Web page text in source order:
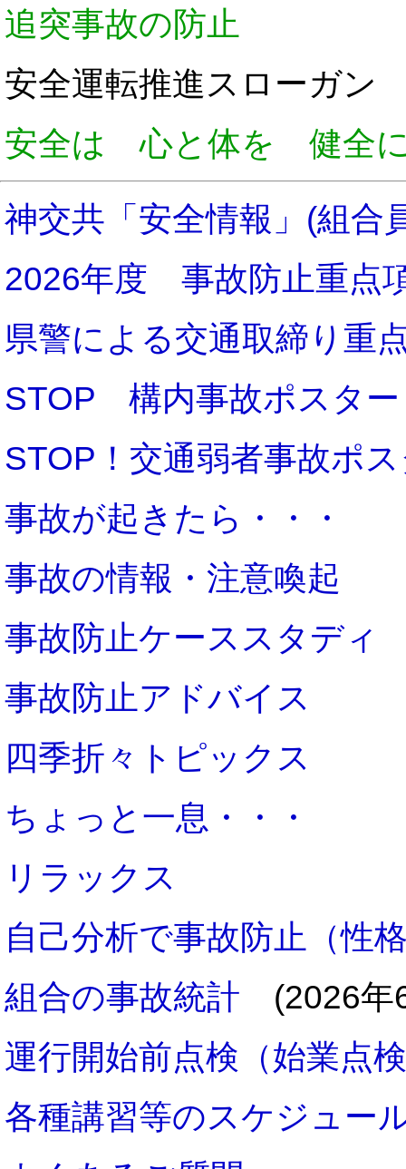
追突事故の防止
安全運転推進スローガン
安全は 心と体を 健全
神交共「安全情報」(組合
2026年度 事故防止重点
県警による交通取締り重
STOP 構内事故ポスター
STOP！交通弱者事故ポ
事故が起きたら・・・
事故の情報・注意喚起
事故防止ケーススタディ
事故防止アドバイス
四季折々トピックス
ちょっと一息・・・
リラックス
自己分析で事故防止（性
組合の事故統計 (2026年
運行開始前点検（始業点
各種講習等のスケジュー